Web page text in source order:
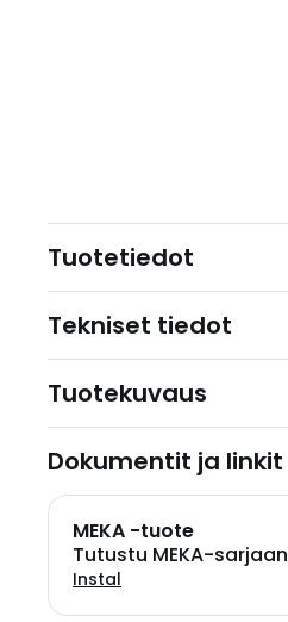
Tuotetiedot
Tekniset tiedot
Tuotekuvaus
Dokumentit ja linkit
MEKA -tuote
Tutustu MEKA-sarjaan
Instal